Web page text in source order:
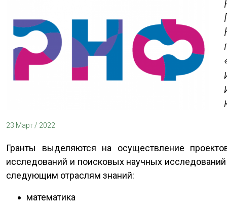
23 Март / 2022
Гранты выделяются на осуществление
исследований и поисковых научных
следующим отраслям знаний:
математика